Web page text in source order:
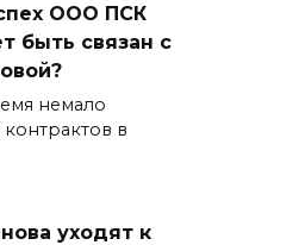
ООО ПСК
быть связан с
немало
в
уходят к